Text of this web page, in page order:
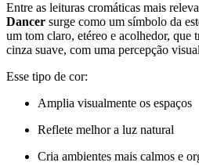
Entre as leituras cromáticas mais
Dancer surge como um símbolo da
um tom claro, etéreo e acolhedor, que
cinza suave, com uma percepção
Esse tipo de cor:
Amplia visualmente os espaços
Reflete melhor a luz natural
Cria ambientes mais calmos e